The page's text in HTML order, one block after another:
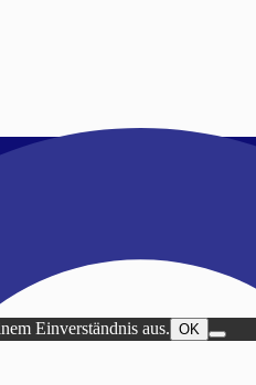
Einverständnis aus. OK